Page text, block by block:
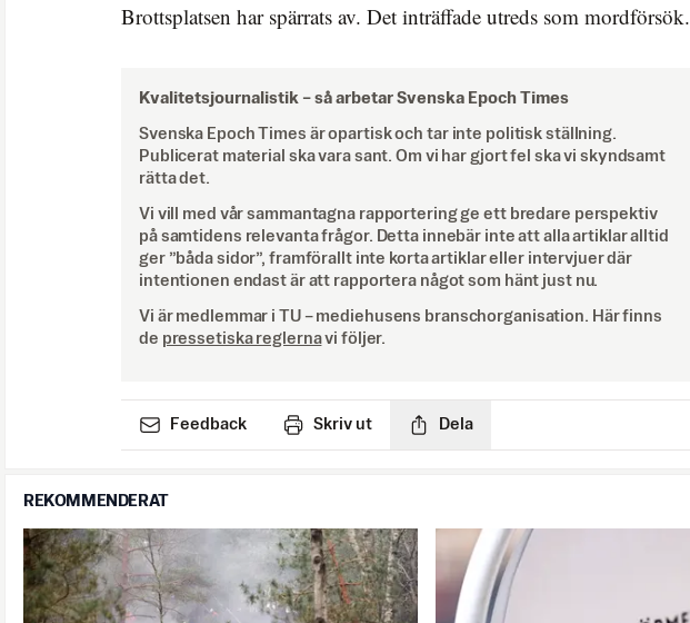
Brottsplatsen har spärrats av. Det inträffade utreds som mordförsök.
Kvalitetsjournalistik – så arbetar Svenska Epoch Times
Svenska Epoch Times är opartisk och tar inte politisk ställning.
Publicerat material ska vara sant. Om vi har gjort fel ska vi skyndsamt
rätta det.
Vi vill med vår sammantagna rapportering ge ett bredare perspektiv
på samtidens relevanta frågor. Detta innebär inte att alla artiklar alltid
ger ”båda sidor”, framförallt inte korta artiklar eller intervjuer där
intentionen endast är att rapportera något som hänt just nu.
Vi är medlemmar i TU – mediehusens branschorganisation. Här finns
de pressetiska reglernavi följer.
Feedback Skriv ut Dela
REKOMMENDERAT